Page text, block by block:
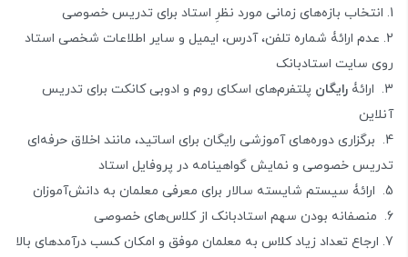
انتخاب بازه‌های زمانی مورد نظرِ استاد برای تدریس خصوصی
عدم ارائۀ شماره تلفن، آدرس، ایمیل و سایر اطلاعات شخصی استاد
روی سایت استادبانک
ارائۀ رایگان پلتفرم‌های اسکای روم و ادوبی کانکت برای تدریس
آنلاین
برگزاری دوره‌های آموزشی رایگان برای اساتید، مانند اخلاق حرفه‌ای
تدریس خصوصی و نمایش گواهینامه در پروفایل استاد
ارائۀ سیستم شایسته سالار برای معرفی معلمان به دانش‌آموزان
منصفانه بودن سهم استادبانک از کلاس‌های خصوصی
ارجاع تعداد زیاد کلاس‌ به معلمان موفق و امکان کسب درآمدهای بالا